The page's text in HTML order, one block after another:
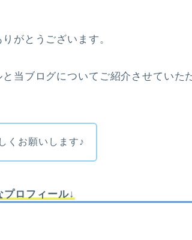
がとうございます。
当ブログについてご紹介させていた
くお願いします♪
プロフィール↓